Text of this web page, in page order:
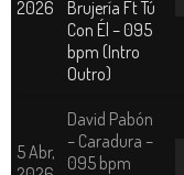
2026
Brujería Ft Tú
Con Él – 095
bpm (Intro
Outro)
5 Abr,
David Pabón
– Caradura –
095 bpm